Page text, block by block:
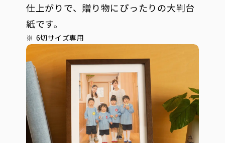
仕上がりで、贈り物にぴったりの大判台
紙です。
6切サイズ専用